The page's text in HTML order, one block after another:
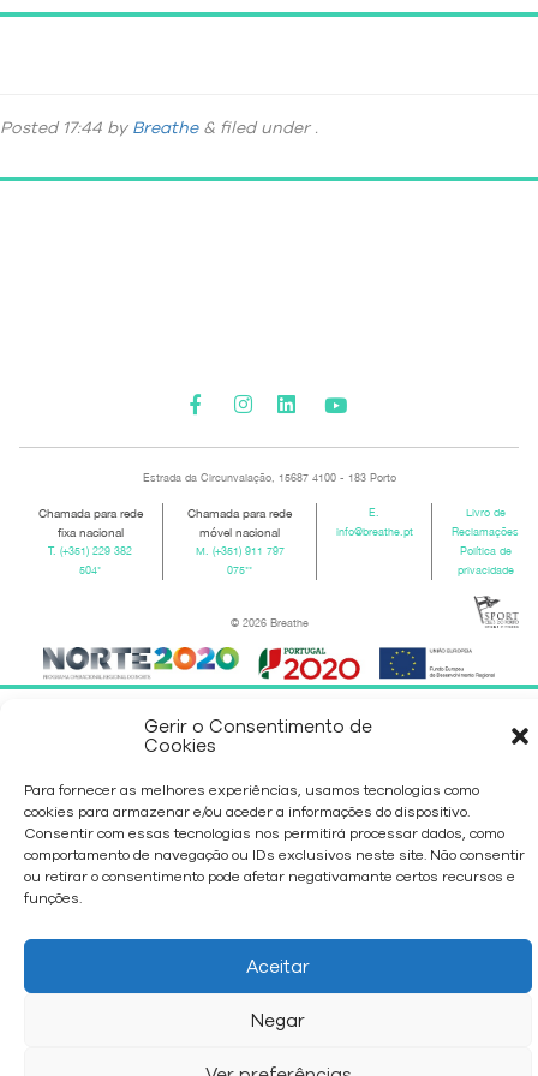
Gerir o Consentimento de
Cookies
Para fornecer as melhores experiências, usamos tecnologias como
cookies para armazenar e/ou aceder a informações do dispositivo.
Consentir com essas tecnologias nos permitirá processar dados, como
comportamento de navegação ou IDs exclusivos neste site. Não consentir
ou retirar o consentimento pode afetar negativamante certos recursos e
funções.
Aceitar
Negar
Posted 17:44 by Breathe & filed under .
Estrada da Circunvalação, 15687 4100 - 183 Porto
Chamada para rede
fixa nacional
T.(+351) 229 382
504*
Chamada para rede
móvel nacional
M. (+351) 911 797
075**
E.
info@breathe.pt
Livro de
Reclamações
Política de
privacidade
© 2026 Breathe